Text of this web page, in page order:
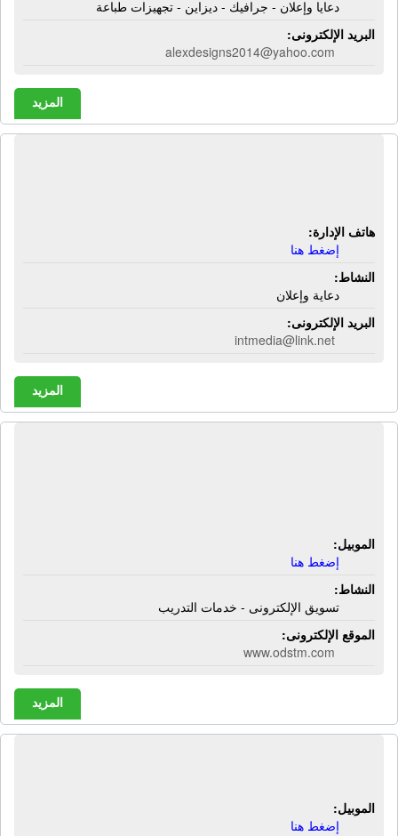
دعايا وإعلان - جرافيك - ديزاين - تجهيزات طباعة
البريد الإلكترونى:
alexdesigns2014@yahoo.com
المزيد
هاتف الإدارة:
إضغط هنا
النشاط:
دعاية وإعلان
البريد الإلكترونى:
intmedia@link.net
المزيد
الموبيل:
إضغط هنا
النشاط:
تسويق الإلكترونى - خدمات التدريب
الموقع الإلكترونى:
www.odstm.com
المزيد
الموبيل:
إضغط هنا